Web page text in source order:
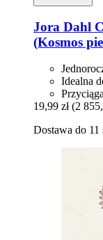
Jora Dahl
(Kosmos
Idealna
19,99 zł (2
Dostawa do 11